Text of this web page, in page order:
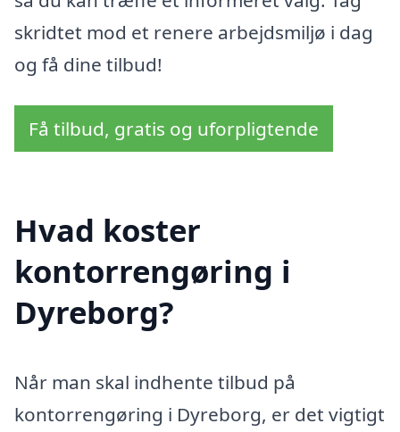
skridtet mod et renere arbejdsmiljø i dag
og få dine tilbud!
Få tilbud, gratis og uforpligtende
Hvad koster
kontorrengøring i
Dyreborg?
Når man skal indhente tilbud på
kontorrengøring i Dyreborg, er det vigtigt